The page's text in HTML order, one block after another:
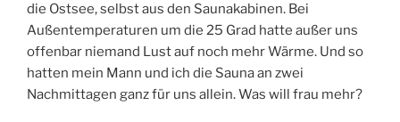
die Ostsee, selbst aus den Saunakabinen. Bei
Außentemperaturen um die 25 Grad hatte außer uns
offenbar niemand Lust auf noch mehr Wärme. Und so
hatten mein Mann und ich die Sauna an zwei
Nachmittagen ganz für uns allein. Was will frau mehr?